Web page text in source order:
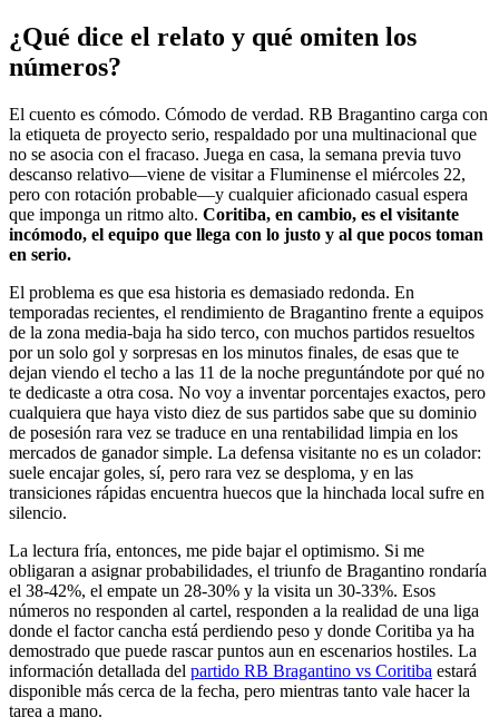
¿Qué dice el relato y qué omiten los
números?
El cuento es cómodo. Cómodo de verdad. RB Bragantino carga con
la etiqueta de proyecto serio, respaldado por una multinacional que
no se asocia con el fracaso. Juega en casa, la semana previa tuvo
descanso relativo—viene de visitar a Fluminense el miércoles 22,
pero con rotación probable—y cualquier aficionado casual espera
que imponga un ritmo alto. Coritiba, en cambio, es el visitante
incómodo, el equipo que llega con lo justo y al que pocos toman
en serio.
El problema es que esa historia es demasiado redonda. En
temporadas recientes, el rendimiento de Bragantino frente a equipos
de la zona media-baja ha sido terco, con muchos partidos resueltos
por un solo gol y sorpresas en los minutos finales, de esas que te
dejan viendo el techo a las 11 de la noche preguntándote por qué no
te dedicaste a otra cosa. No voy a inventar porcentajes exactos, pero
cualquiera que haya visto diez de sus partidos sabe que su dominio
de posesión rara vez se traduce en una rentabilidad limpia en los
mercados de ganador simple. La defensa visitante no es un colador:
suele encajar goles, sí, pero rara vez se desploma, y en las
transiciones rápidas encuentra huecos que la hinchada local sufre en
silencio.
La lectura fría, entonces, me pide bajar el optimismo. Si me
obligaran a asignar probabilidades, el triunfo de Bragantino rondaría
el 38-42%, el empate un 28-30% y la visita un 30-33%. Esos
números no responden al cartel, responden a la realidad de una liga
donde el factor cancha está perdiendo peso y donde Coritiba ya ha
demostrado que puede rascar puntos aun en escenarios hostiles. La
información detallada del partido RB Bragantino vs Coritiba estará
disponible más cerca de la fecha, pero mientras tanto vale hacer la
tarea a mano.